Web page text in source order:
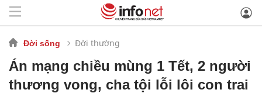
Đời sống Đời thường
Án mạng chiều mùng 1 Tết, 2 người
thương vong, cha tội lỗi lôi con trai